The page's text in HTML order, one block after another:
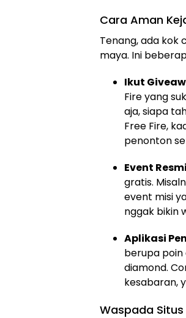
Cara Aman
Tenang, ada kok
maya. Ini
Ikut
Fire yang
aja, siapa
Free Fire,
penonton
Event
gratis.
event misi
nggak bikin
Aplikasi
berupa poin
diamond.
kesabaran,
Waspada Situs